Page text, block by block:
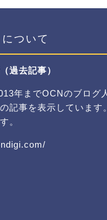
ついて
過去記事）
年までOCNのブログ
記事を表示しています
。